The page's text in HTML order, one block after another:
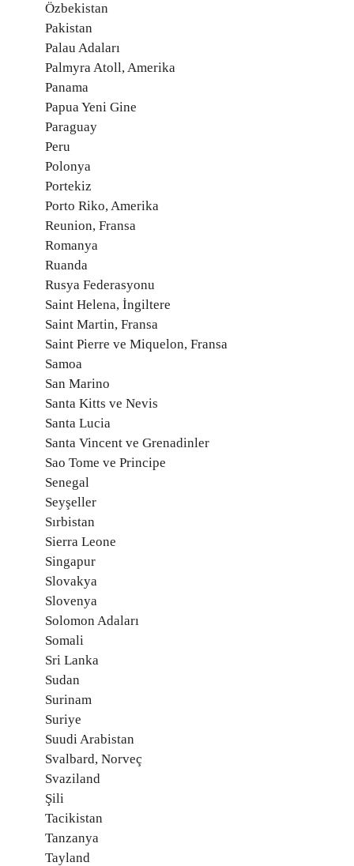
Özbekistan
Pakistan
Palau Adaları
Palmyra Atoll, Amerika
Panama
Papua Yeni Gine
Paraguay
Peru
Polonya
Portekiz
Porto Riko, Amerika
Reunion, Fransa
Romanya
Ruanda
Rusya Federasyonu
Saint Helena, İngiltere
Saint Martin, Fransa
Saint Pierre ve Miquelon, Fransa
Samoa
San Marino
Santa Kitts ve Nevis
Santa Lucia
Santa Vincent ve Grenadinler
Sao Tome ve Principe
Senegal
Seyşeller
Sırbistan
Sierra Leone
Singapur
Slovakya
Slovenya
Solomon Adaları
Somali
Sri Lanka
Sudan
Surinam
Suriye
Suudi Arabistan
Svalbard, Norveç
Svaziland
Şili
Tacikistan
Tanzanya
Tayland